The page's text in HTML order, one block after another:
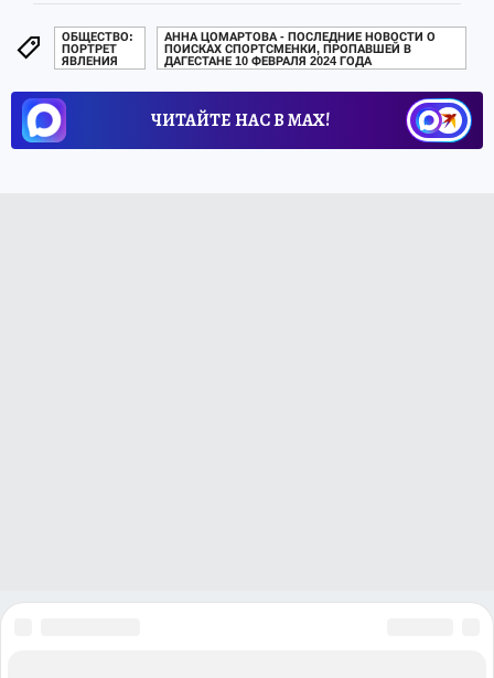
ОБЩЕСТВО:
ПОРТРЕТ
ЯВЛЕНИЯ
АННА ЦОМАРТОВА - ПОСЛЕДНИЕ НОВОСТИ О
ПОИСКАХ СПОРТСМЕНКИ, ПРОПАВШЕЙ В
ДАГЕСТАНЕ 10 ФЕВРАЛЯ 2024 ГОДА
ЧИТАЙТЕ НАС В МАХ!